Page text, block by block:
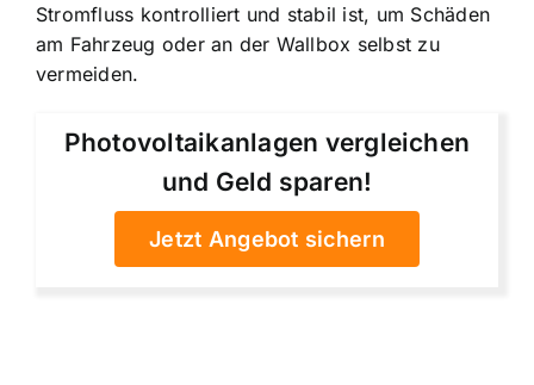
Stromfluss kontrolliert und stabil ist, um Schäden
am Fahrzeug oder an der Wallbox selbst zu
vermeiden.
Photovoltaikanlagen vergleichen
und Geld sparen!
Jetzt Angebot sichern